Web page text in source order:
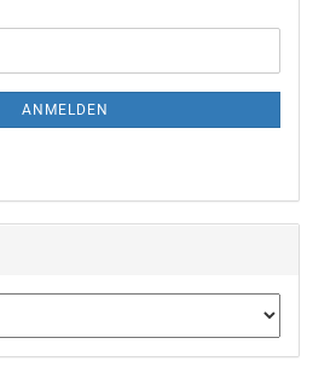
ANMELDEN